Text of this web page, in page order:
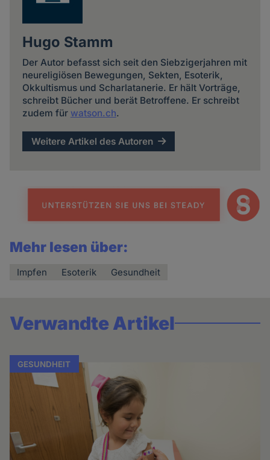
Hugo Stamm
Der Autor befasst sich seit den Siebzigerjahren mit
neureligiösen Bewegungen, Sekten, Esoterik,
Okkultismus und Scharlatanerie. Er hält Vorträge,
schreibt Bücher und berät Betroffene. Er schreibt
zudem für watson.ch.
Weitere Artikel des Autoren
Mehr lesen über:
Impfen Esoterik Gesundheit
Verwandte Artikel
GESUNDHEIT